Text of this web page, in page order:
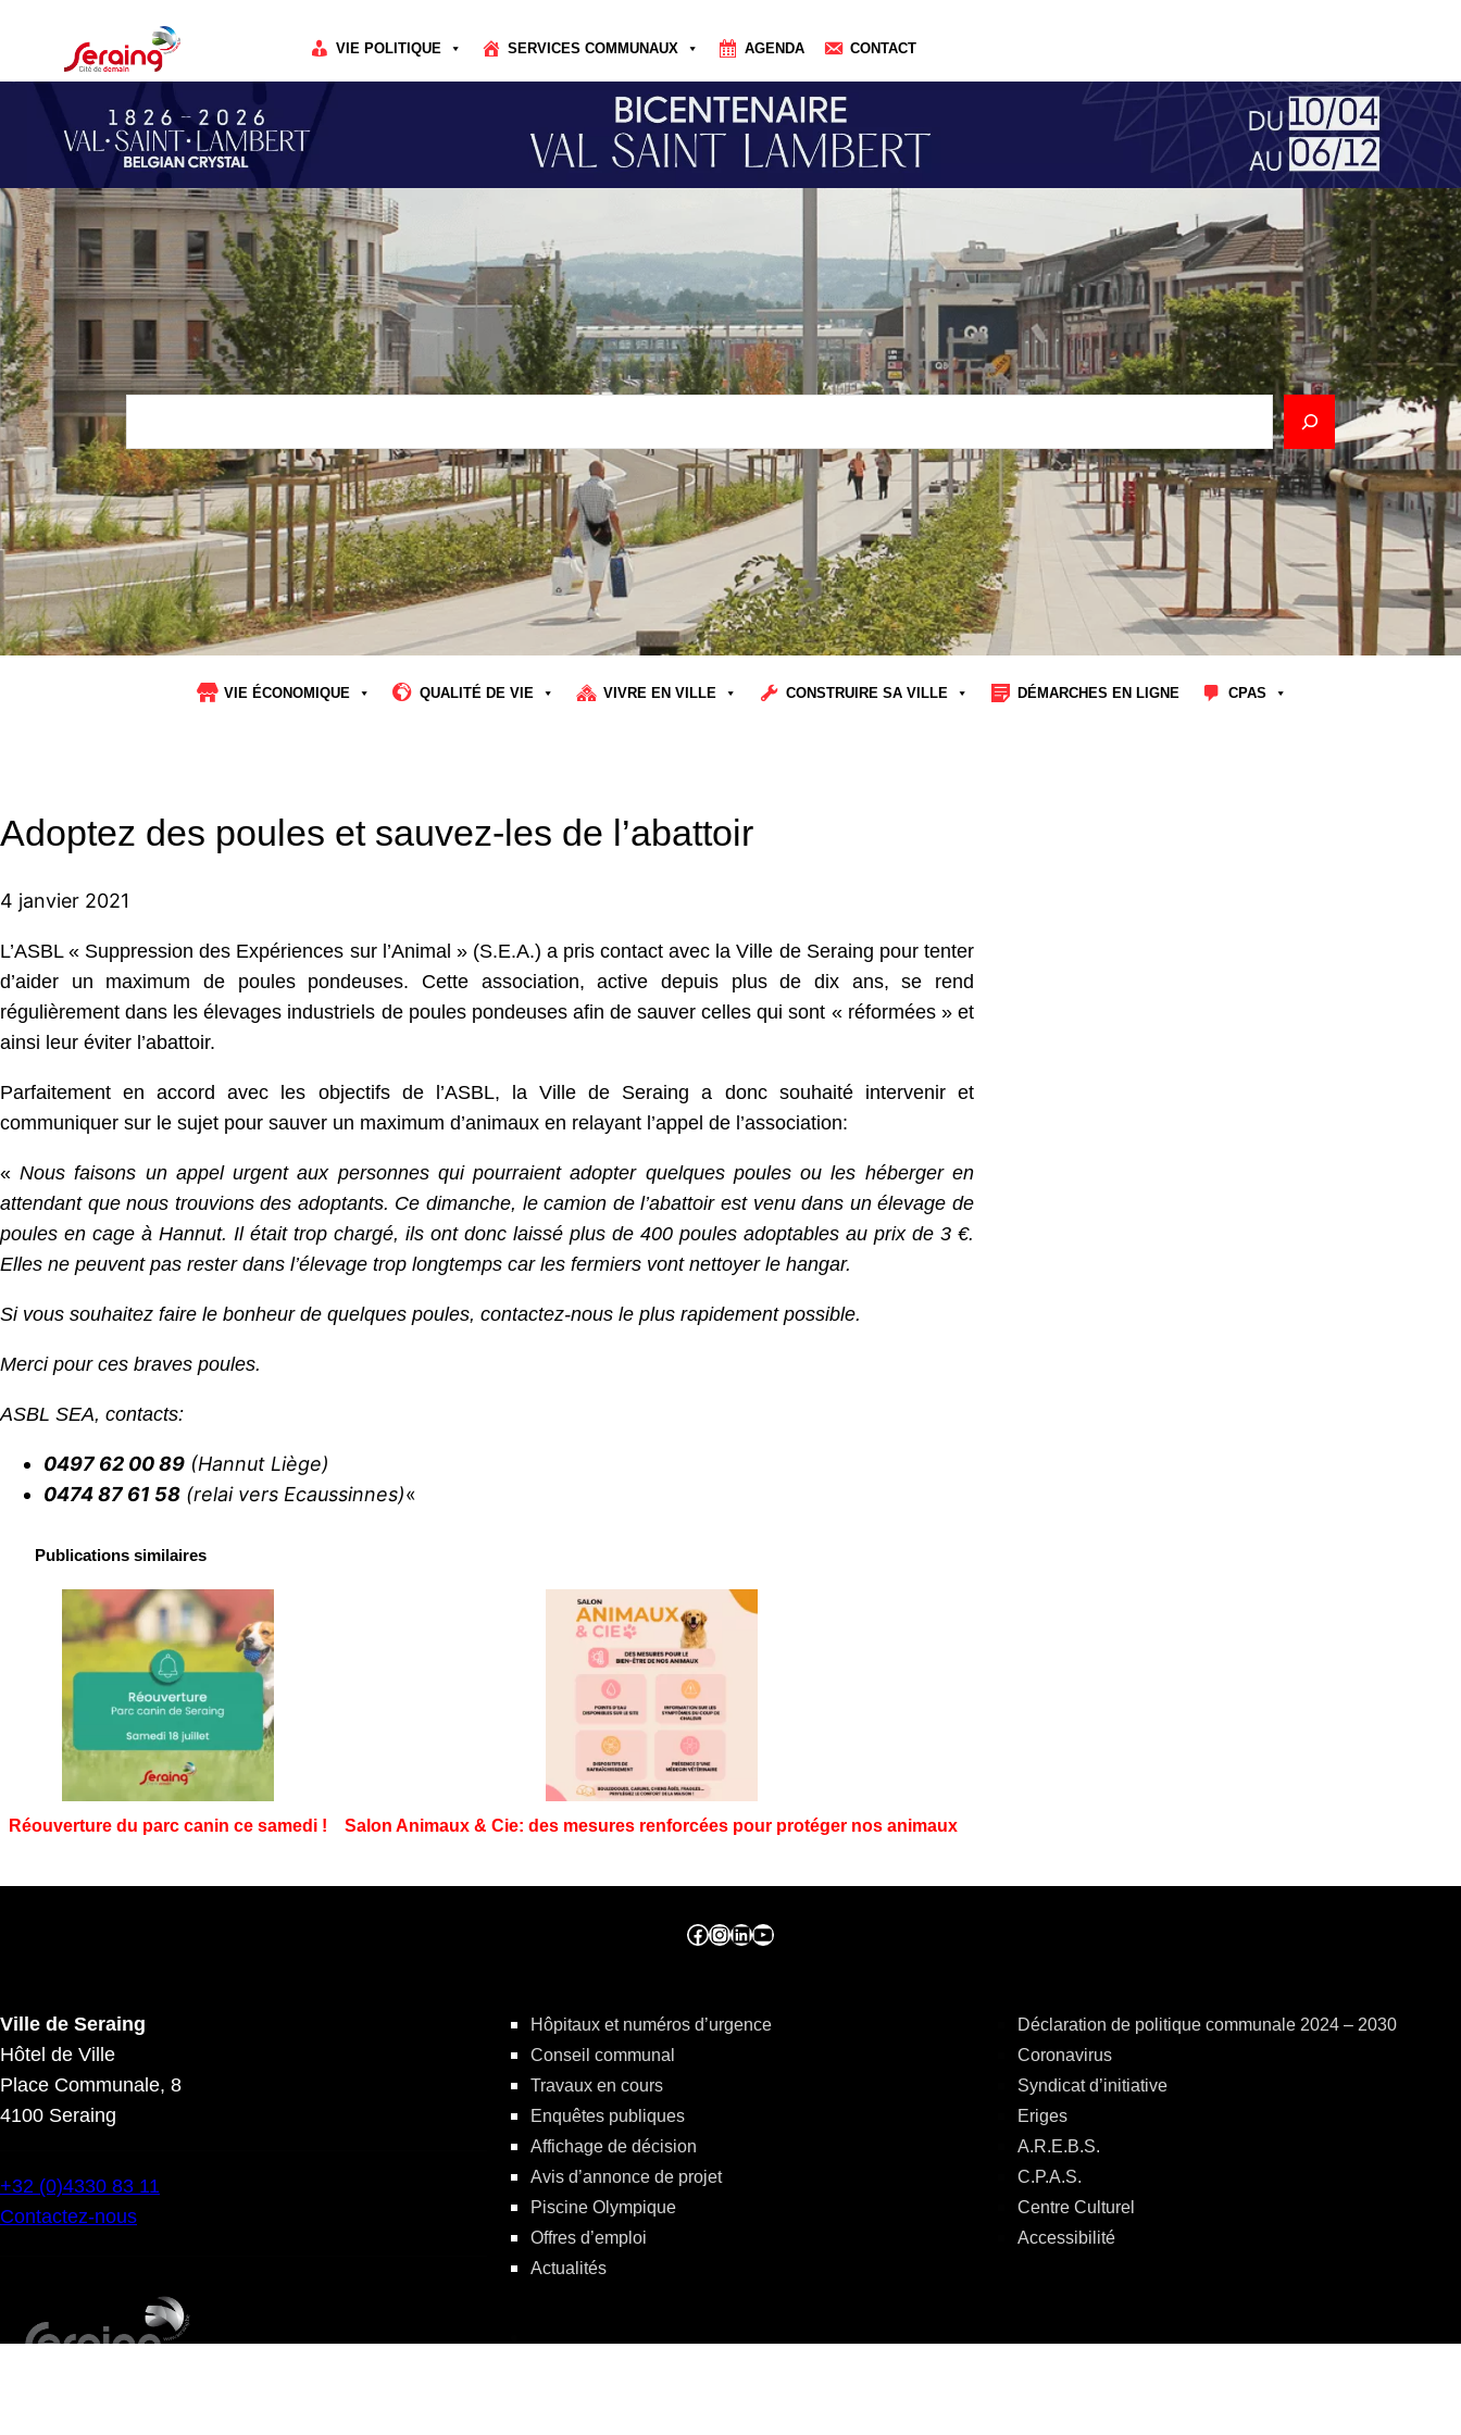
VIE POLITIQUE SERVICES COMMUNAUX AGENDA CONTACT
Rechercher
VIE ÉCONOMIQUE QUALITÉ DE VIE VIVRE EN VILLE CONSTRUIRE SA VILLE DÉMARCHES EN LIGNE CPAS
Adoptez des poules et sauvez-les de l’abattoir
4 janvier 2021
L’ASBL « Suppression des Expériences sur l’Animal » (S.E.A.) a pris contact avec la Ville de Seraing pour tenter
d’aider un maximum de poules pondeuses. Cette association, active depuis plus de dix ans, se rend
régulièrement dans les élevages industriels de poules pondeuses afin de sauver celles qui sont « réformées » et
ainsi leur éviter l’abattoir.
Parfaitement en accord avec les objectifs de l’ASBL, la Ville de Seraing a donc souhaité intervenir et
communiquer sur le sujet pour sauver un maximum d’animaux en relayant l’appel de l’association:
«Nous faisons un appel urgent aux personnes qui pourraient adopter quelques poules ou les héberger en
attendant que nous trouvions des adoptants. Ce dimanche, le camion de l’abattoir est venu dans un élevage de
poules en cage à Hannut. Il était trop chargé, ils ont donc laissé plus de 400 poules adoptables au prix de 3 €.
Elles ne peuvent pas rester dans l’élevage trop longtemps car les fermiers vont nettoyer le hangar.
Si vous souhaitez faire le bonheur de quelques poules, contactez-nous le plus rapidement possible.
Merci pour ces braves poules.
ASBL SEA, contacts:
0497 62 00 89 (Hannut Liège)
0474 87 61 58 (relai vers Ecaussinnes)«
Publications similaires
Réouverture du parc canin ce samedi ! Salon Animaux & Cie: des mesures renforcées pour protéger nos animaux
Facebook ville de seraing Instragram ville de seraing linkedin – ville de seraing YouTube
Ville de Seraing
Hôtel de Ville
Place Communale, 8
4100 Seraing
+32 (0)4330 83 11
Contactez-nous
Hôpitaux et numéros d’urgence
Conseil communal
Travaux en cours
Enquêtes publiques
Affichage de décision
Avis d’annonce de projet
Piscine Olympique
Offres d’emploi
Actualités
Déclaration de politique communale 2024 – 2030
Coronavirus
Syndicat d’initiative
Eriges
A.R.E.B.S.
C.P.A.S.
Centre Culturel
Accessibilité